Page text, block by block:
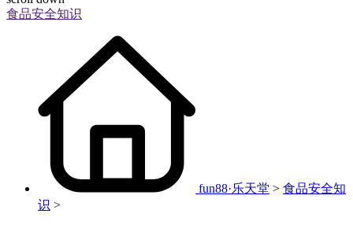
食品安全知识
fun88·乐天堂 > 食品安全知
识 >